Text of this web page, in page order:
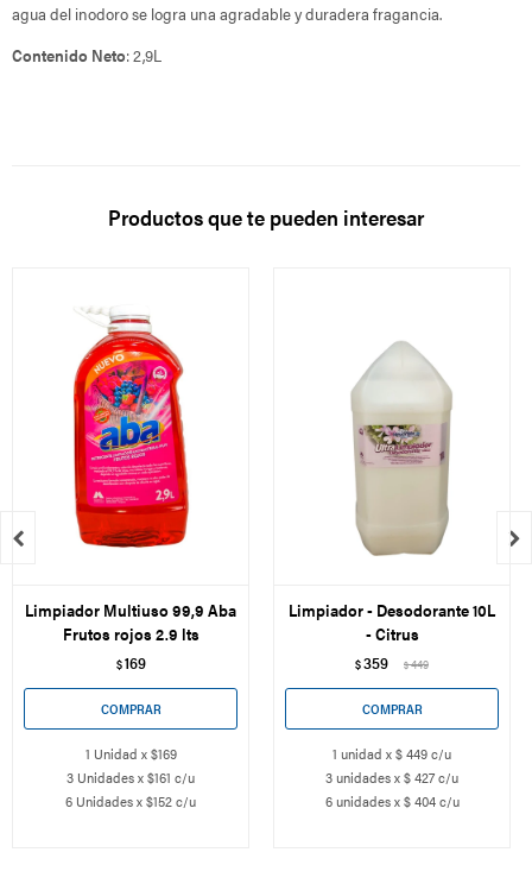
agua del inodoro se logra una agradable y duradera fragancia.
Contenido Neto: 2,9L
Productos que te pueden interesar
Limpiador Multiuso 99,9 Aba
Frutos rojos 2.9 lts
$169
1 Unidad x $169
3 Unidades x $161 c/u
6 Unidades x $152 c/u
Limpiador - Desodorante 10L
- Citrus
$359 $449
1 unidad x $ 449 c/u
3 unidades x $ 427 c/u
6 unidades x $ 404 c/u
 